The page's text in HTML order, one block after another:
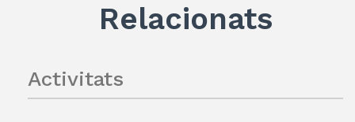
Relacionats
Activitats